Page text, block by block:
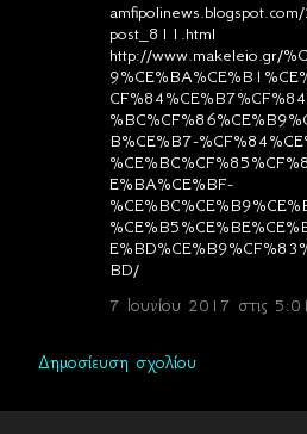
post_811.html
http://www.makeleio.gr/
B%CE%B7-
E%BA%CE%BF-
BD/
7 Ιουνίου 2017 στις
Δημοσίευση σχολίου